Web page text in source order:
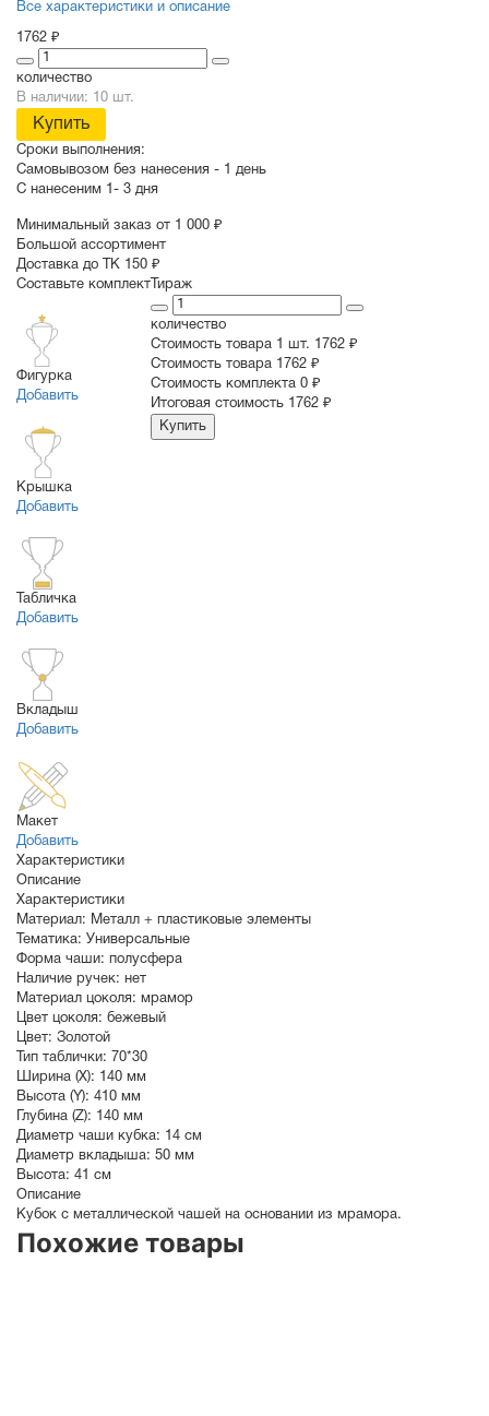
Все характеристики и описание
1762 ₽
количество
В наличии: 10 шт.
Купить
Сроки выполнения:
Самовывозом без нанесения -
1 день
С нанесеним
1- 3 дня
Минимальный заказ от 1 000 ₽
Большой ассортимент
Доставка до ТК 150 ₽
Составьте комплект
Фигурка
Добавить
Крышка
Добавить
Табличка
Добавить
Вкладыш
Добавить
Макет
Добавить
Тираж
количество
Стоимость товара 1 шт.
1762 ₽
Cтоимость товара
1762 ₽
Стоимость комплекта 0 ₽
Итоговая стоимость
1762 ₽
Купить
Характеристики
Описание
Характеристики
Материал: Металл + пластиковые элементы
Тематика: Универсальные
Форма чаши: полусфера
Наличие ручек: нет
Материал цоколя: мрамор
Цвет цоколя: бежевый
Цвет: Золотой
Тип таблички: 70*30
Ширина (X): 140 мм
Высота (Y): 410 мм
Глубина (Z): 140 мм
Диаметр чаши кубка: 14 см
Диаметр вкладыша: 50 мм
Высота: 41 см
Описание
Кубок с металлической чашей на основании из мрамора.
Похожие товары